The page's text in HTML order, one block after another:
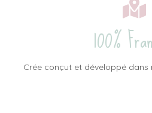
100%
Crée conçut et développé dans